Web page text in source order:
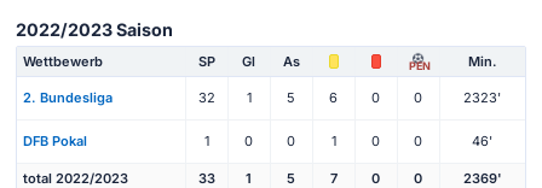
2022/2023 Saison
Wettbewerb SP Gl As PEN Min.
2. Bundesliga 32 1 5 6 0 0 2323'
DFB Pokal 1 0 0 1 0 0 46'
total 2022/2023 33 1 5 7 0 0 2369'